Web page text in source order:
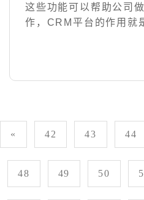
这些功能可以帮助公司
作，CRM平台的作用就
« 42 43 44
48 49 50